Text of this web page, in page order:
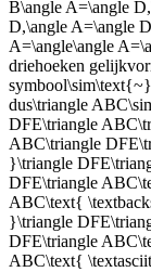
B\angle A=\angle
D,\angle A=\angle
A=\angle\angle
driehoeken
symbool
dus\triangle
DFE\triangle
ABC\triangle
}\triangle
DFE\triangle
ABC\text{
}\triangle
DFE\triangle
ABC\text{